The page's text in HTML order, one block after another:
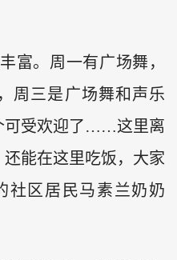
富。周一有广场舞，
周三是广场舞和声乐
可受欢迎了……这里离
能在这里吃饭，大家
社区居民马素兰奶奶